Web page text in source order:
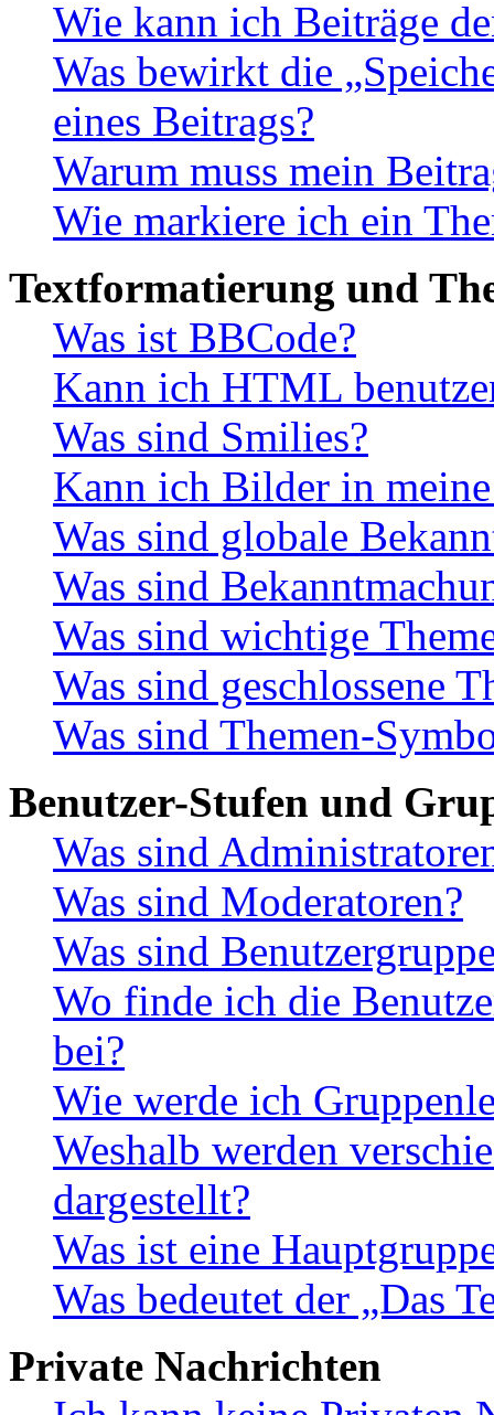
Wie kann ich Beiträge
Was bewirkt die
eines Beitrags?
Warum muss mein
Wie markiere ich ein
Textformatierung und
Was ist BBCode?
Kann ich HTML
Was sind Smilies?
Kann ich Bilder in
Was sind globale
Was sind
Was sind wichtige
Was sind geschlossene
Was sind Themen-
Benutzer-Stufen und
Was sind
Was sind Moderatoren?
Was sind
Wo finde ich die
bei?
Wie werde ich
Weshalb werden
dargestellt?
Was ist eine
Was bedeutet der „Das
Private Nachrichten